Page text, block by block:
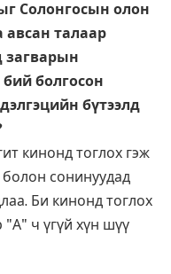
Солонгосын олон
авсан талаар
загварын
болгосон
бүтээлд
кинонд тоглох гэж
болон сонинуудад
Би кинонд тоглох
"А" ч үгүй хүн шүү